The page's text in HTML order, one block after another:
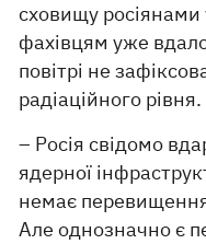
сховищу
фахівцям уже
повітрі не
радіаційного рівня.
– Росія свідомо
ядерної
немає
Але однозначно є